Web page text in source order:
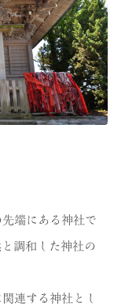
端にある神社で
調和した神社の
連する神社とし